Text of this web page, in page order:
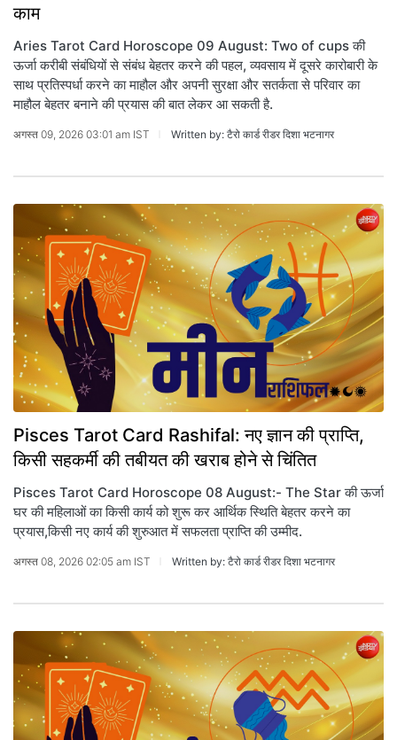
काम
Aries Tarot Card Horoscope 09 August: Two of cups की
ऊर्जा करीबी संबंधियों से संबंध बेहतर करने की पहल, व्यवसाय में दूसरे कारोबारी के
साथ प्रतिस्पर्धा करने का माहौल और अपनी सुरक्षा और सतर्कता से परिवार का
माहौल बेहतर बनाने की प्रयास की बात लेकर आ सकती है.
अगस्त 09, 2026 03:01 am IST Written by: टैरो कार्ड रीडर दिशा भटनागर
Pisces Tarot Card Rashifal: नए ज्ञान की प्राप्ति,
किसी सहकर्मी की तबीयत की खराब होने से चिंतित
Pisces Tarot Card Horoscope 08 August:- The Star की ऊर्जा
घर की महिलाओं का किसी कार्य को शुरू कर आर्थिक स्थिति बेहतर करने का
प्रयास,किसी नए कार्य की शुरुआत में सफलता प्राप्ति की उम्मीद.
अगस्त 08, 2026 02:05 am IST Written by: टैरो कार्ड रीडर दिशा भटनागर